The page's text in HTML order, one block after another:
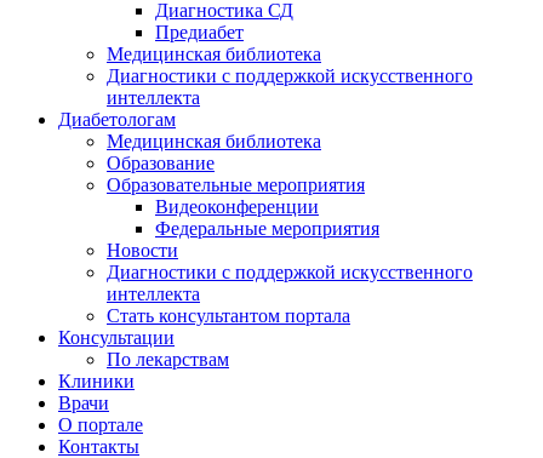
Диагностика СД
Предиабет
Медицинская библиотека
Диагностики с поддержкой искусственного
интеллекта
Диабетологам
Медицинская библиотека
Образование
Образовательные мероприятия
Видеоконференции
Федеральные мероприятия
Новости
Диагностики с поддержкой искусственного
интеллекта
Стать консультантом портала
Консультации
По лекарствам
Клиники
Врачи
О портале
Контакты